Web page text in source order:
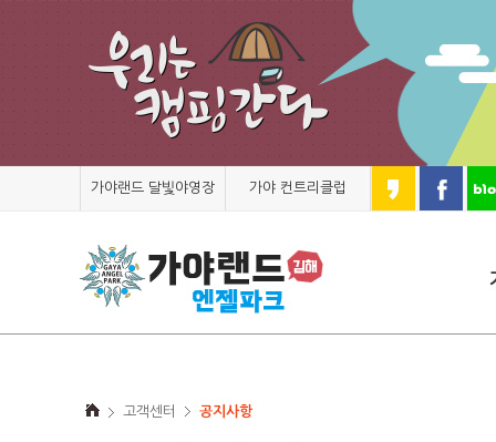
가야랜드 달빛야영장 가야 컨트리클럽
고객센터 공지사항